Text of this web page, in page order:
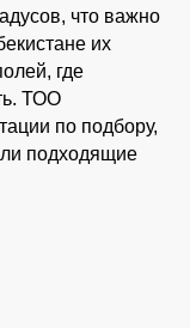
что важно
их
где
ТОО
по подбору,
подходящие